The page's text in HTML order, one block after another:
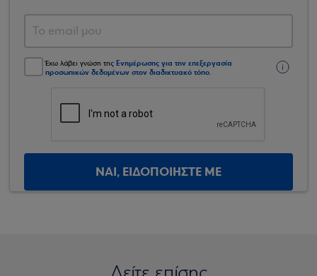
Έχω λάβει γνώση της Ενημέρωσης για την επεξεργασία
προσωπικών δεδομένων στον διαδικτυακό τόπο.
ΝΑΙ, ΕΙΔΟΠΟΙΗΣΤΕ ΜΕ